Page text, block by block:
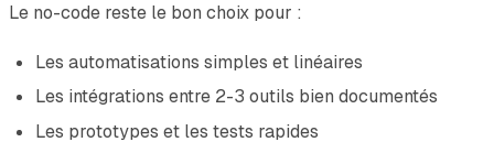
Le no-code reste le bon choix pour :
Les automatisations simples et linéaires
Les intégrations entre 2-3 outils bien documentés
Les prototypes et les tests rapides